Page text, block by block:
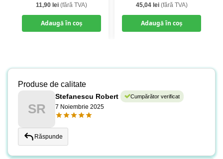
11,90 lei (fără TVA)
Adaugă în coș
45,04 lei(fără TVA)
Adaugă în coș
SR
Stefanescu Robert Cumpărător verificat
7 Noiembrie 2025
Produse de calitate
Răspunde